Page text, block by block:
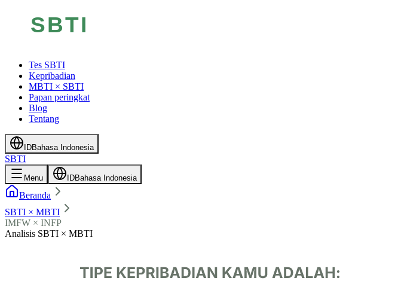
Tes SBTI
Kepribadian
MBTI × SBTI
Papan peringkat
Blog
Tentang
IDBahasa Indonesia
SBTI
Menu IDBahasa Indonesia
Beranda
SBTI × MBTI
IMFW × INFP
Analisis SBTI × MBTI